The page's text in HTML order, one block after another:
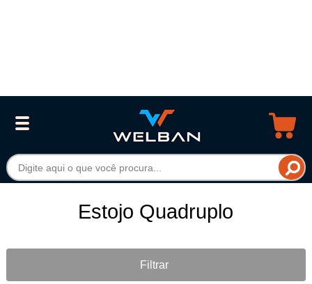
Estojo Quadruplo
Filtrar